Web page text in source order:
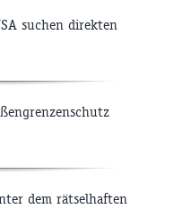
suchen direkten
dem rätselhaften